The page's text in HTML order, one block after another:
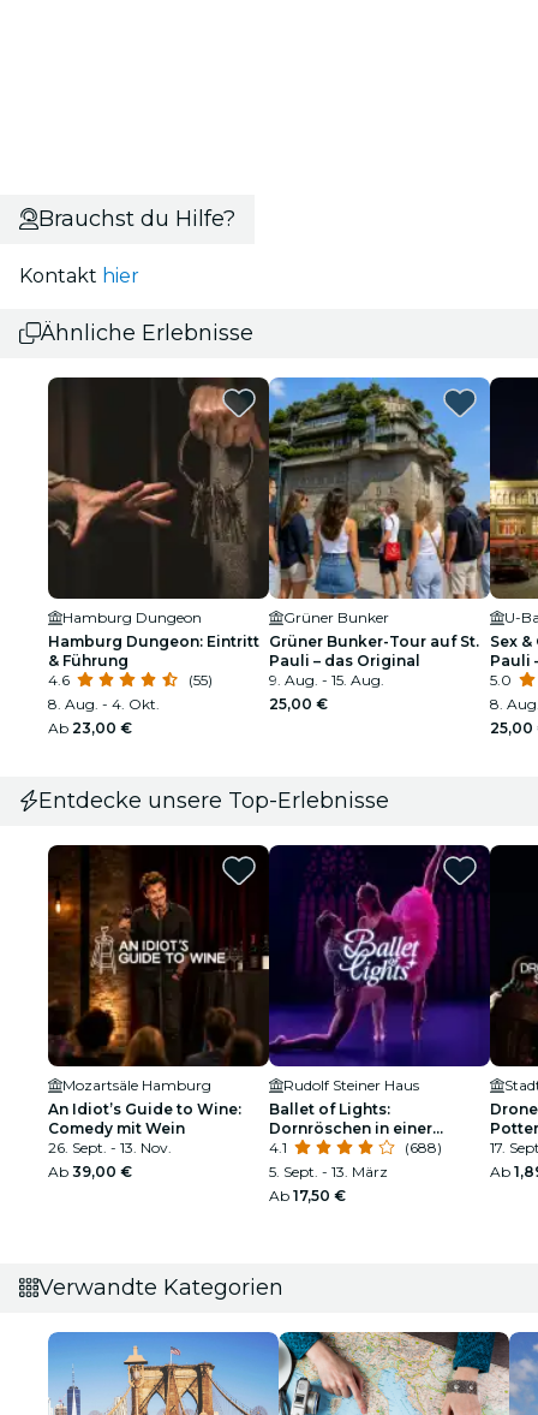
Brauchst du Hilfe?
Kontakt hier
Ähnliche Erlebnisse
Hamburg Dungeon
Hamburg Dungeon: Eintritt
& Führung
4.6
(55)
8. Aug. - 4. Okt.
Ab 23,00 €
Grüner Bunker
Grüner Bunker-Tour auf St.
Pauli – das Original
9. Aug. - 15. Aug.
25,00 €
U-
Sex
Pauli
5.0
8.
25,00
Entdecke unsere Top-Erlebnisse
Mozartsäle Hamburg
An Idiot’s Guide to Wine:
Comedy mit Wein
26. Sept. - 13. Nov.
Ab 39,00 €
Rudolf Steiner Haus
Ballet of Lights:
Dornröschen in einer
funkelnden Show
4.1
(688)
5. Sept. - 13. März
Ab 17,50 €
17.
Ab
Verwandte Kategorien